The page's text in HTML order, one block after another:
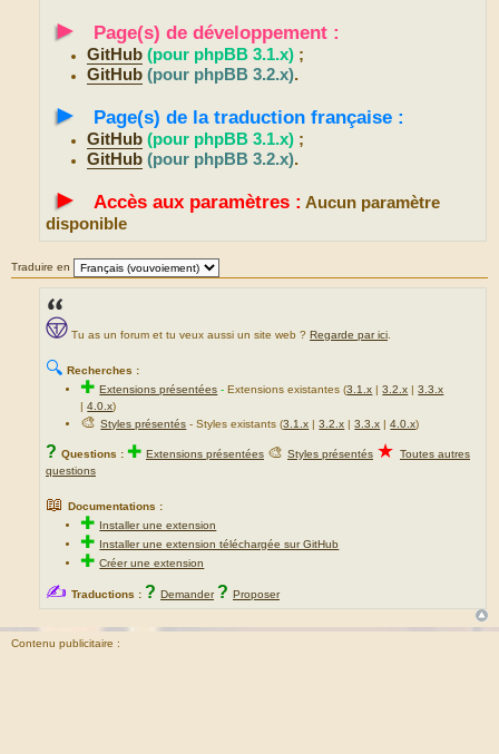
► Page(s) de développement :
GitHub (pour phpBB 3.1.x) ;
GitHub (pour phpBB 3.2.x).
► Page(s) de la traduction française :
GitHub (pour phpBB 3.1.x) ;
GitHub (pour phpBB 3.2.x).
► Accès aux paramètres : Aucun paramètre
disponible
Traduire en
Tu as un forum et tu veux aussi un site web ? Regarde par ici
🔍 Recherches :
✚Extensions présentées -Extensions existantes (3.1.x |3.2.x |3.3.x
|4.0.x)
🎨Styles présentés - Styles existants (3.1.x |3.2.x |3.3.x |4.0.x)
? Questions : ✚ Extensions présentées 🎨 Styles présentés ★ Toutes autres
questions
📖 Documentations :
✚ Installer une extension
✚ Installer une extension téléchargée sur GitHub
✚Créer une extension
✍ Traductions : ? Demander ? Proposer
Contenu publicitaire :